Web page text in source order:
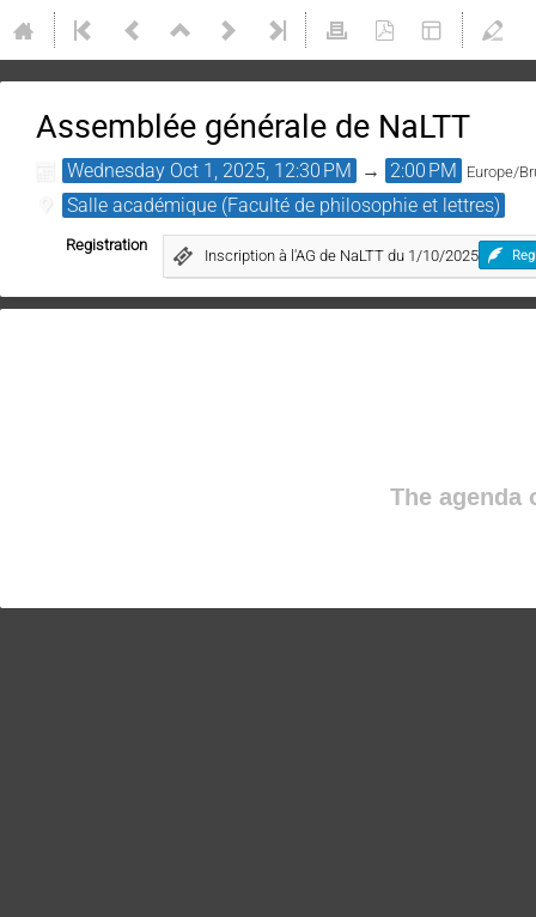
Assemblée générale de NaLTT
Wednesday Oct 1, 2025, 12:30 PM → 2:00 PM Europe/
Salle académique (Faculté de philosophie et lettres)
Registration
Inscription à l'AG de NaLTT du 1/10/2025
The